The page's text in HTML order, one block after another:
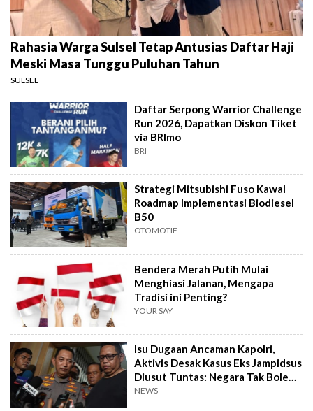
Rahasia Warga Sulsel Tetap Antusias Daftar Haji
Meski Masa Tunggu Puluhan Tahun
SULSEL
Daftar Serpong Warrior Challenge
Run 2026, Dapatkan Diskon Tiket
via BRImo
BRI
Strategi Mitsubishi Fuso Kawal
Roadmap Implementasi Biodiesel
B50
OTOMOTIF
Bendera Merah Putih Mulai
Menghiasi Jalanan, Mengapa
Tradisi ini Penting?
YOUR SAY
Isu Dugaan Ancaman Kapolri,
Aktivis Desak Kasus Eks Jampidsus
Diusut Tuntas: Negara Tak Boleh
Kalah
NEWS